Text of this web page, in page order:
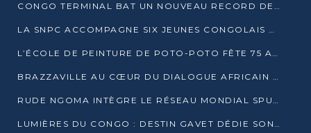
CONGO TERMINAL BAT UN NOUVEAU RECORD DE PRODUCTIVITÉ AU PORT DE POINTE-NOIRE
LA SNPC ACCOMPAGNE SIX JEUNES CONGOLAIS AUX OLYMPIADES PANAFRICAINES DE MATHÉMATIQUES
L’ÉCOLE DE PEINTURE DE POTO-POTO FÊTE 75 ANS AU SERVICE DE L’ART CONGOLAIS
BRAZZAVILLE AU CŒUR DU DIALOGUE AFRICAIN SUR LES OBJECTIFS DE DÉVELOPPEMENT DURABLE
RUDE NGOMA INTÈGRE LE RÉSEAU MONDIAL SPUTNIK PRO APRÈS UNE FORMATION À MOSCOU
LUMIÈRES DU CONGO : DESTIN GAVET DÉDIE SON PRIX À L’UNITÉ NATIONALE ET À LA JEUNESSE